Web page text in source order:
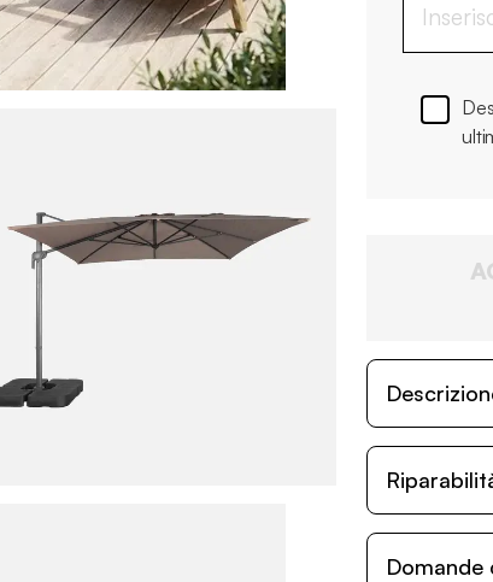
Domande